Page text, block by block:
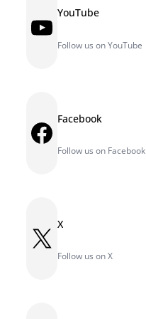
YouTube YouTube
Follow us on YouTube
Facebook Facebook
Follow us on Facebook
X X
Follow us on X